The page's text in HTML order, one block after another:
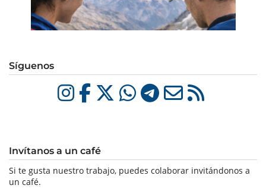
Síguenos
Invítanos a un café
Si te gusta nuestro trabajo, puedes colaborar invitándonos a
un café.